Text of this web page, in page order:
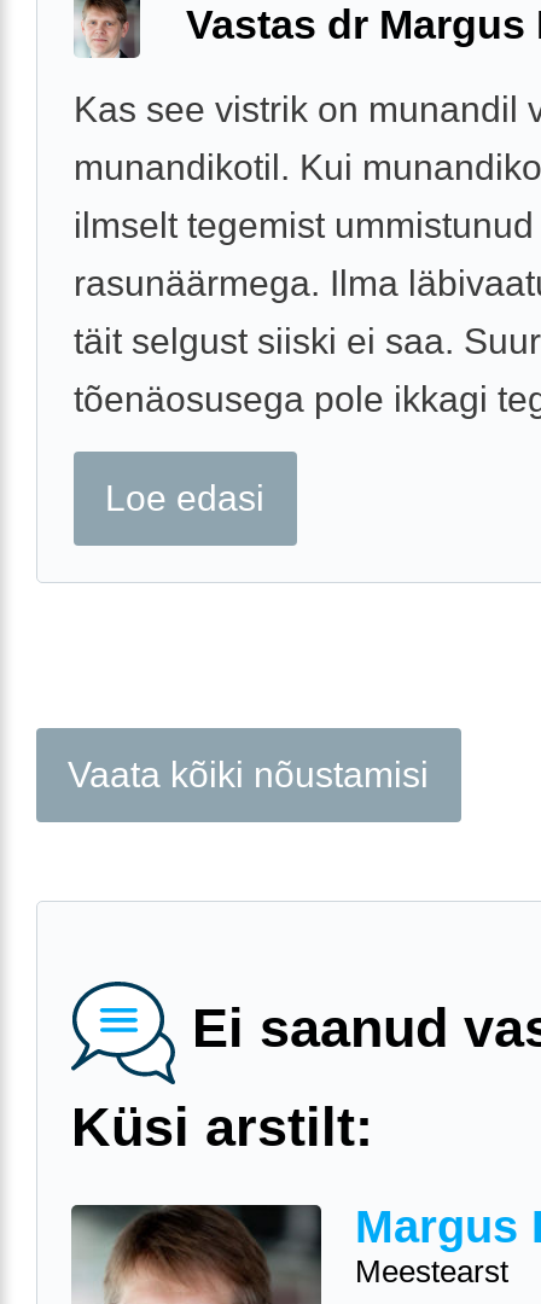
Vastas dr Margus
Kas see vistrik on munandil
munandikotil. Kui
ilmselt tegemist ummistunud
rasunäärmega. Ilma
täit selgust siiski ei saa.
tõenäosusega pole ikkagi
Loe edasi
Vaata kõiki nõustamisi
Ei saanud
Küsi arstilt:
Margus
Meestearst